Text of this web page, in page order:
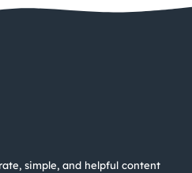
simple, and helpful content